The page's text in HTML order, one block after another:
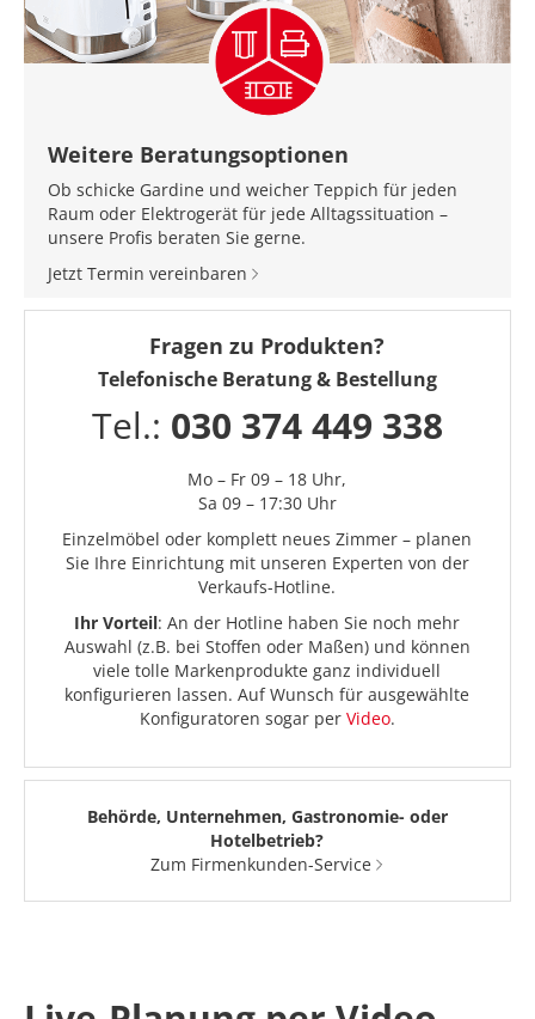
Weitere Beratungsoptionen
Ob schicke Gardine und weicher Teppich für jeden
Raum oder Elektrogerät für jede Alltagssituation –
unsere Profis beraten Sie gerne.
Jetzt Termin vereinbaren
Fragen zu Produkten?
Telefonische Beratung & Bestellung
Tel.: 030 374 449 338
Mo – Fr 09 – 18 Uhr,
Sa 09 – 17:30 Uhr
Einzelmöbel oder komplett neues Zimmer – planen
Sie Ihre Einrichtung mit unseren Experten von der
Verkaufs-Hotline.
Ihr Vorteil: An der Hotline haben Sie noch mehr
Auswahl (z.B. bei Stoffen oder Maßen) und können
viele tolle Markenprodukte ganz individuell
konfigurieren lassen. Auf Wunsch für ausgewählte
Konfiguratoren sogar per Video.
Behörde, Unternehmen, Gastronomie- oder
Hotelbetrieb?
Zum Firmenkunden-Service